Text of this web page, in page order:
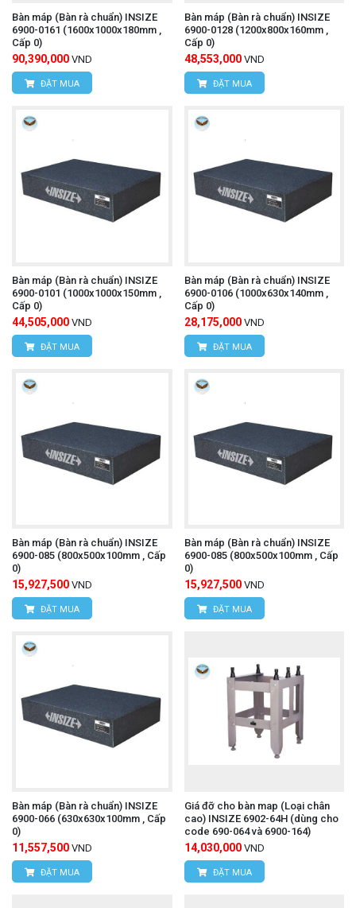
Bàn máp (Bàn rà chuẩn) INSIZE
6900-0161 (1600x1000x180mm ,
Cấp 0)
90,390,000 VND
ĐẶT MUA
Bàn máp (Bàn rà chuẩn) INSIZE
6900-0128 (1200x800x160mm ,
Cấp 0)
48,553,000 VND
ĐẶT MUA
Bàn máp (Bàn rà chuẩn) INSIZE
6900-0101 (1000x1000x150mm ,
Cấp 0)
44,505,000 VND
ĐẶT MUA
Bàn máp (Bàn rà chuẩn) INSIZE
6900-0106 (1000x630x140mm ,
Cấp 0)
28,175,000 VND
ĐẶT MUA
Bàn máp (Bàn rà chuẩn) INSIZE
6900-085 (800x500x100mm , Cấp
0)
15,927,500 VND
ĐẶT MUA
Bàn máp (Bàn rà chuẩn) INSIZE
6900-085 (800x500x100mm , Cấp
0)
15,927,500 VND
ĐẶT MUA
Bàn máp (Bàn rà chuẩn) INSIZE
6900-066 (630x630x100mm , Cấp
0)
11,557,500 VND
ĐẶT MUA
Giá đỡ cho bàn map (Loại chân
cao) INSIZE 6902-64H (dùng cho
code 690-064 và 6900-164)
14,030,000 VND
ĐẶT MUA